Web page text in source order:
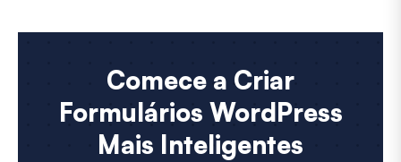
Comece a Criar
Formulários WordPress
Mais Inteligentes